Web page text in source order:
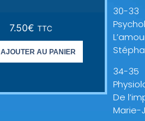
7.50€ TTC
AJOUTER AU PANIER
30-33
34-35
De
Marie-